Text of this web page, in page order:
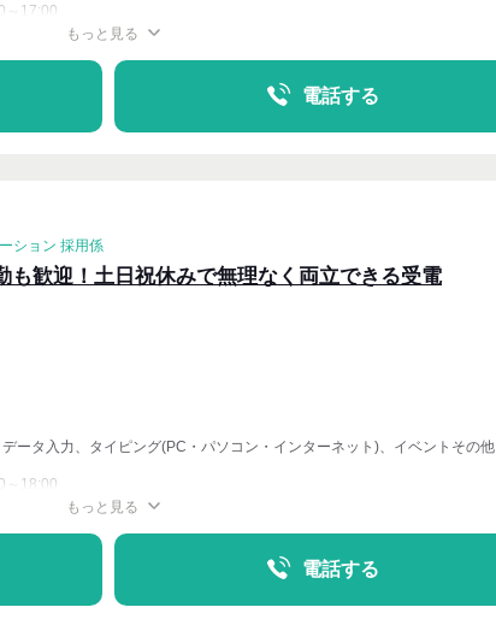
～17:00
もっと見る
電話する
ション 採用係
も歓迎！土日祝休みで無理なく両立できる受電
ータ入力、タイピング(PC・パソコン・インターネット)、イベントその他
～18:00
もっと見る
電話する